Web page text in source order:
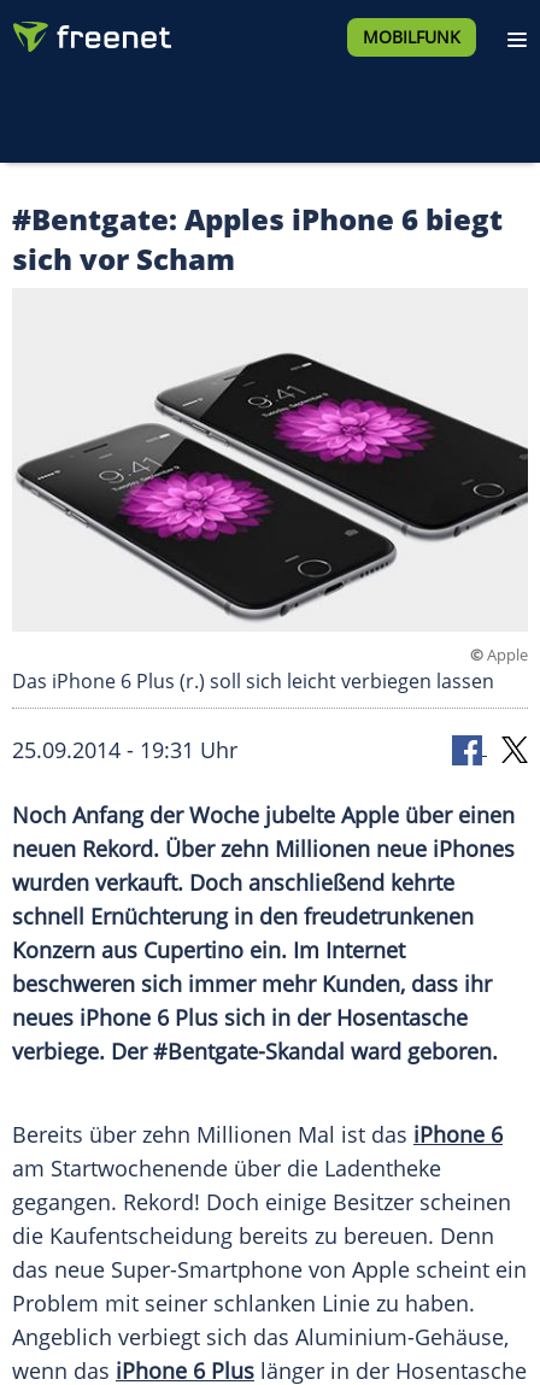
MOBILFUNK
#Bentgate: Apples iPhone 6 biegt
sich vor Scham
©Apple
Das iPhone 6 Plus (r.) soll sich leicht verbiegen lassen
25.09.2014 - 19:31 Uhr
Noch Anfang der Woche jubelte Apple über einen
neuen Rekord. Über zehn Millionen neue iPhones
wurden verkauft. Doch anschließend kehrte
schnell Ernüchterung in den freudetrunkenen
Konzern aus Cupertino ein. Im Internet
beschweren sich immer mehr Kunden, dass ihr
neues iPhone 6 Plus sich in der Hosentasche
verbiege. Der #Bentgate-Skandal ward geboren.
Bereits über zehn Millionen Mal ist das iPhone 6
am Startwochenende über die Ladentheke
gegangen. Rekord! Doch einige Besitzer scheinen
die Kaufentscheidung bereits zu bereuen. Denn
das neue Super-Smartphone von Apple scheint ein
Problem mit seiner schlanken Linie zu haben.
Angeblich verbiegt sich das Aluminium-Gehäuse,
wenn das iPhone 6 Plus länger in der Hosentasche